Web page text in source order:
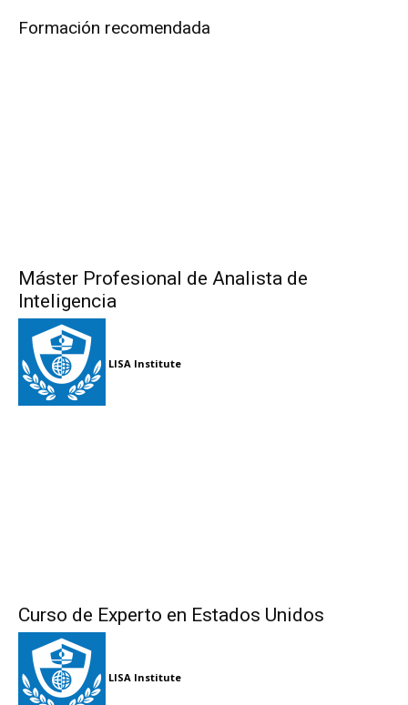
Formación recomendada
Máster Profesional de Analista de
Inteligencia
LISA Institute
Curso de Experto en Estados Unidos
LISA Institute